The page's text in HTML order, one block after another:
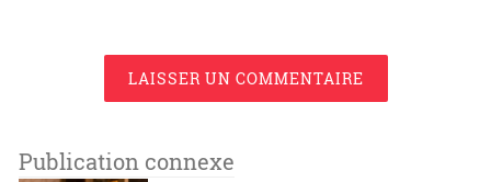
LAISSER UN COMMENTAIRE
Publication connexe